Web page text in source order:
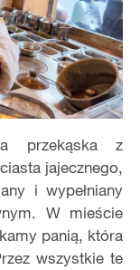
przekąska z
jajecznego,
i wypełniany
W mieście
panią, która
wszystkie te